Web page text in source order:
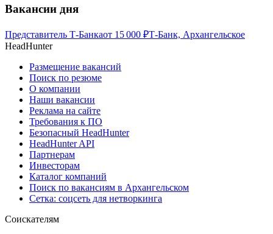
Вакансии дня
Представитель Т-Банкаот 15 000 ₽Т-Банк, Архангельское
HeadHunter
Размещение вакансий
Поиск по резюме
О компании
Наши вакансии
Реклама на сайте
Требования к ПО
Безопасный HeadHunter
HeadHunter API
Партнерам
Инвесторам
Каталог компаний
Поиск по вакансиям в Архангельском
Сетка: соцсеть для нетворкинга
Соискателям